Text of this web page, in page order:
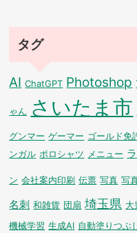
タグ
AI ChatGPT Photoshop
ゃん さいたま市
グンマー ゲーマー ゴールド免
ンガル ポロシャツ メニュー
ン 会社案内印刷 伝票 写真 写
名刺 和雑貨 団扇 埼玉県 大
機械学習 生成AI 自動塗りつぶ